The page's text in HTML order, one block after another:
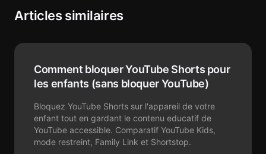
Articles similaires
Comment bloquer YouTube Shorts pour
les enfants (sans bloquer YouTube)
Bloquez YouTube Shorts sur l'appareil de votre
enfant tout en gardant le contenu educatif de
YouTube accessible. Comparatif YouTube Kids,
mode restreint, Family Link et Shortstop.